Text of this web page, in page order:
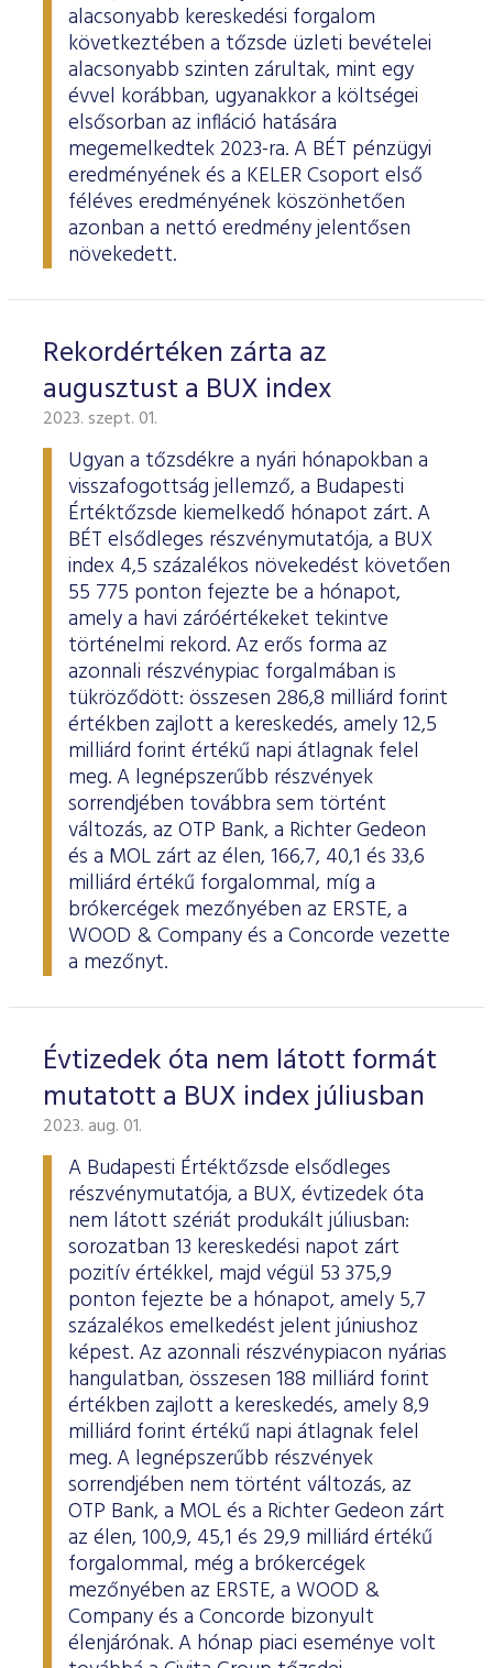
alacsonyabb kereskedési forgalom
következtében a tőzsde üzleti bevételei
alacsonyabb szinten zárultak, mint egy
évvel korábban, ugyanakkor a költségei
elsősorban az infláció hatására
megemelkedtek 2023-ra. A BÉT pénzügyi
eredményének és a KELER Csoport első
féléves eredményének köszönhetően
azonban a nettó eredmény jelentősen
növekedett.
Rekordértéken zárta az
augusztust a BUX index
2023. szept. 01.
Ugyan a tőzsdékre a nyári hónapokban a
visszafogottság jellemző, a Budapesti
Értéktőzsde kiemelkedő hónapot zárt. A
BÉT elsődleges részvénymutatója, a BUX
index 4,5 százalékos növekedést követően
55 775 ponton fejezte be a hónapot,
amely a havi záróértékeket tekintve
történelmi rekord. Az erős forma az
azonnali részvénypiac forgalmában is
tükröződött: összesen 286,8 milliárd forint
értékben zajlott a kereskedés, amely 12,5
milliárd forint értékű napi átlagnak felel
meg. A legnépszerűbb részvények
sorrendjében továbbra sem történt
változás, az OTP Bank, a Richter Gedeon
és a MOL zárt az élen, 166,7, 40,1 és 33,6
milliárd értékű forgalommal, míg a
brókercégek mezőnyében az ERSTE, a
WOOD & Company és a Concorde vezette
a mezőnyt.
Évtizedek óta nem látott formát
mutatott a BUX index júliusban
2023. aug. 01.
A Budapesti Értéktőzsde elsődleges
részvénymutatója, a BUX, évtizedek óta
nem látott szériát produkált júliusban:
sorozatban 13 kereskedési napot zárt
pozitív értékkel, majd végül 53 375,9
ponton fejezte be a hónapot, amely 5,7
százalékos emelkedést jelent júniushoz
képest. Az azonnali részvénypiacon nyárias
hangulatban, összesen 188 milliárd forint
értékben zajlott a kereskedés, amely 8,9
milliárd forint értékű napi átlagnak felel
meg. A legnépszerűbb részvények
sorrendjében nem történt változás, az
OTP Bank, a MOL és a Richter Gedeon zárt
az élen, 100,9, 45,1 és 29,9 milliárd értékű
forgalommal, még a brókercégek
mezőnyében az ERSTE, a WOOD &
Company és a Concorde bizonyult
élenjárónak. A hónap piaci eseménye volt